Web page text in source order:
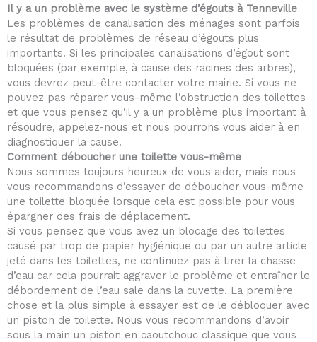
Il y a un problème avec le système d’égouts à Tenneville
Les problèmes de canalisation des ménages sont parfois
le résultat de problèmes de réseau d’égouts plus
importants. Si les principales canalisations d’égout sont
bloquées (par exemple, à cause des racines des arbres),
vous devrez peut-être contacter votre mairie. Si vous ne
pouvez pas réparer vous-même l’obstruction des toilettes
et que vous pensez qu’il y a un problème plus important à
résoudre, appelez-nous et nous pourrons vous aider à en
diagnostiquer la cause.
Comment déboucher une toilette vous-même
Nous sommes toujours heureux de vous aider, mais nous
vous recommandons d’essayer de déboucher vous-même
une toilette bloquée lorsque cela est possible pour vous
épargner des frais de déplacement.
Si vous pensez que vous avez un blocage des toilettes
causé par trop de papier hygiénique ou par un autre article
jeté dans les toilettes, ne continuez pas à tirer la chasse
d’eau car cela pourrait aggraver le problème et entraîner le
débordement de l’eau sale dans la cuvette. La première
chose et la plus simple à essayer est de le débloquer avec
un piston de toilette. Nous vous recommandons d’avoir
sous la main un piston en caoutchouc classique que vous